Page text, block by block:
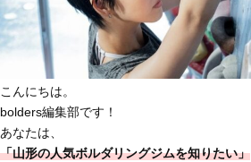
こんにちは。
bolders編集部です！
あなたは、
「山形の人気ボルダリングジムを知りたい」